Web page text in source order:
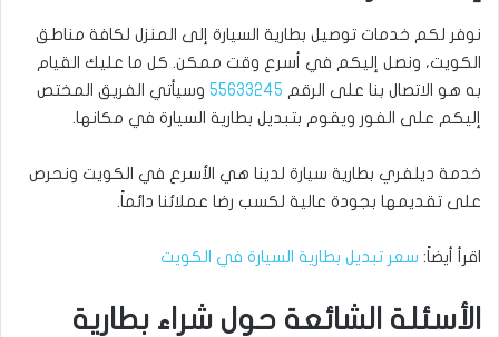
نوفر لكم خدمات توصيل بطارية السيارة إلى المنزل لكافة مناطق
الكويت، ونصل إليكم في أسرع وقت ممكن. كل ما عليك القيام
به هو الاتصال بنا على الرقم 55633245 وسيأتي الفريق المختص
إليكم على الفور ويقوم بتبديل بطارية السيارة في مكانها.
خدمة ديلفري بطارية سيارة لدينا هي الأسرع في الكويت ونحرص
على تقديمها بجودة عالية لكسب رضا عملائنا دائماً.
اقرأ أيضاً: سعر تبديل بطارية السيارة في الكويت
الأسئلة الشائعة حول شراء بطارية